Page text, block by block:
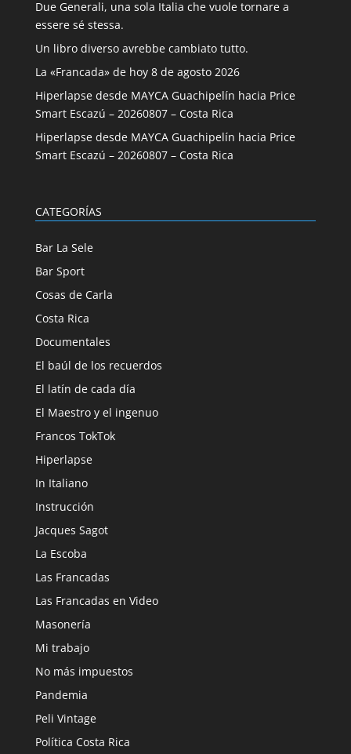
Due Generali, una sola Italia che vuole tornare a
essere sé stessa.
Un libro diverso avrebbe cambiato tutto.
La «Francada» de hoy 8 de agosto 2026
Hiperlapse desde MAYCA Guachipelín hacia Price
Smart Escazú – 20260807 – Costa Rica
Hiperlapse desde MAYCA Guachipelín hacia Price
Smart Escazú – 20260807 – Costa Rica
CATEGORÍAS
Bar La Sele
Bar Sport
Cosas de Carla
Costa Rica
Documentales
El baúl de los recuerdos
El latín de cada día
El Maestro y el ingenuo
Francos TokTok
Hiperlapse
In Italiano
Instrucción
Jacques Sagot
La Escoba
Las Francadas
Las Francadas en Video
Masonería
Mi trabajo
No más impuestos
Pandemia
Peli Vintage
Política Costa Rica